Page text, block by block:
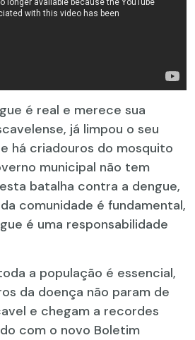
é real e merece sua
já limpou o seu
há criadouros do mosquito
municipal não tem
batalha contra a dengue,
comunidade é fundamental,
é uma responsabilidade
a população é essencial,
da doença não param de
e chegam a recordes
com o novo Boletim